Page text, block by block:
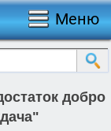
Меню
добро